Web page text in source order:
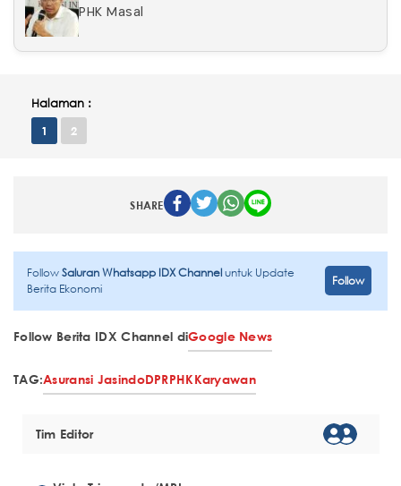
PHK Masal
Halaman :
1 2
SHARE
FollowSaluran Whatsapp IDX Channeluntuk Update
Berita Ekonomi
Follow
Follow Berita IDX Channel diGoogle News
TAG:Asuransi JasindoDPRPHKKaryawan
Tim Editor